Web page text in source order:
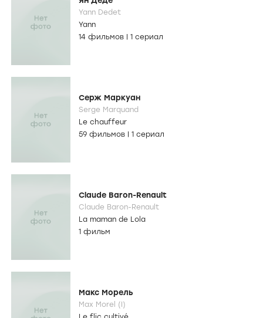
Yann Dedet
Yann
14 фильмов
1 сериал
Серж Маркуан
Serge Marquand
Le chauffeur
59 фильмов
1 сериал
Claude Baron-Renault
Claude Baron-Renault
La maman de Lola
1 фильм
Макс Морель
Max Morel (I)